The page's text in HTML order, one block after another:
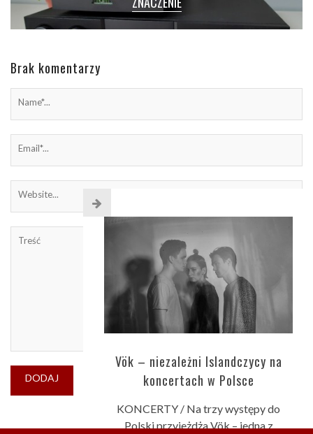
Brak komentarzy
Vök – niezależni Islandczycy na
koncertach w Polsce
KONCERTY / Na trzy występy do
Polski przyjeżdża Vök – jedna z